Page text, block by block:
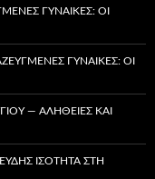
ΓΥΝΑΊΚΕΣ: ΟΙ
ΓΥΝΑΊΚΕΣ: ΟΙ
— ΑΛΉΘΕΙΕΣ ΚΑΙ
ΙΣΌΤΗΤΑ ΣΤΗ